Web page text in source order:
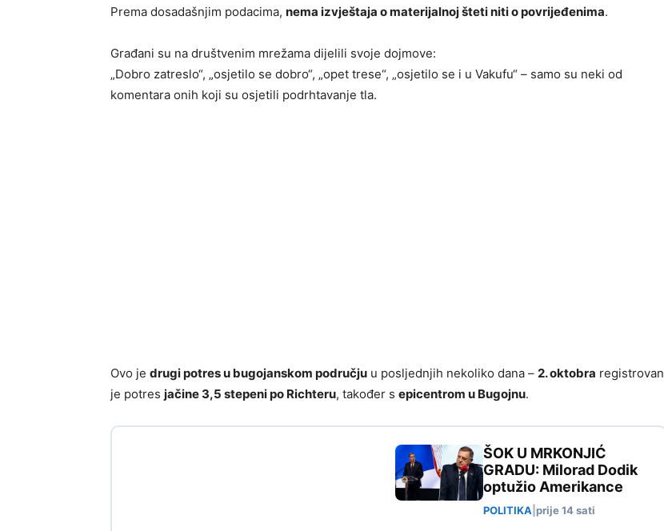
Prema dosadašnjim podacima, nema izvještaja o materijalnoj šteti niti o povrijeđenima.
Građani su na društvenim mrežama dijelili svoje dojmove:
„Dobro zatreslo“, „osjetilo se dobro“, „opet trese“, „osjetilo se i u Vakufu“ – samo su neki od
komentara onih koji su osjetili podrhtavanje tla.
Ovo je drugi potres u bugojanskom području u posljednjih nekoliko dana – 2. oktobra registrovan
je potres jačine 3,5 stepeni po Richteru, također s epicentrom u Bugojnu.
ŠOK U MRKONJIĆ
GRADU: Milorad Dodik
optužio Amerikance
POLITIKA prije 14 sati